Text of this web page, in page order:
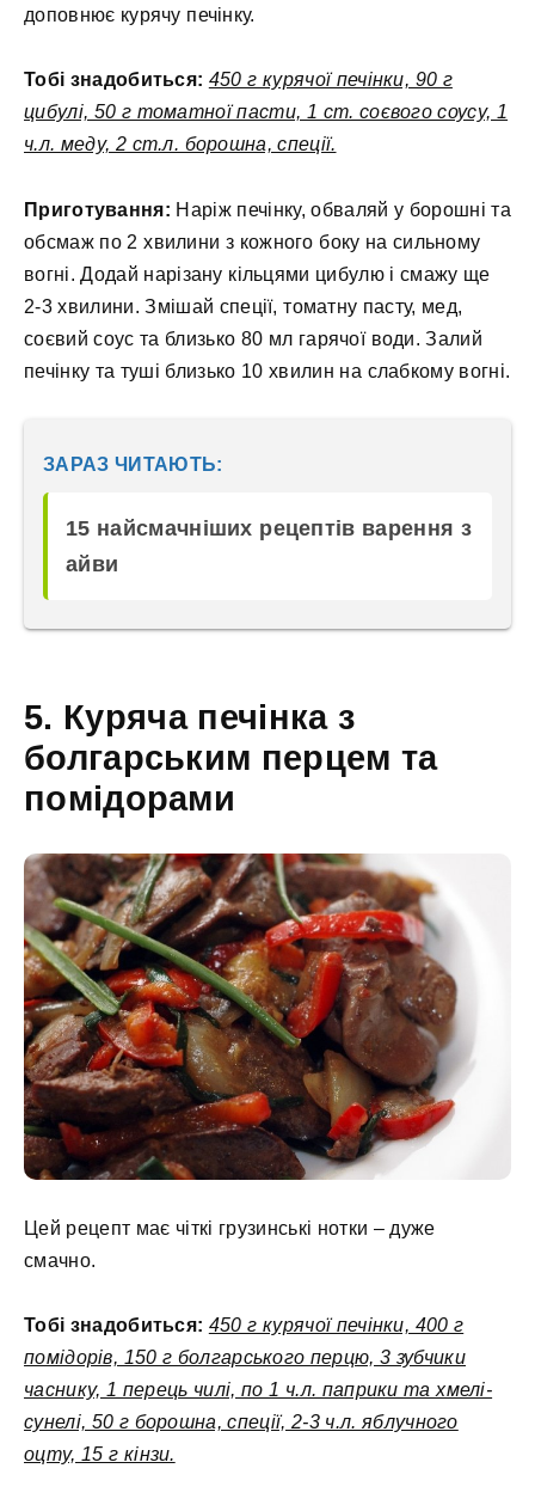
доповнює курячу печінку.
Тобі знадобиться: 450 г курячої печінки, 90 г
цибулі, 50 г томатної пасти, 1 ст. соєвого соусу, 1
ч.л. меду, 2 ст.л. борошна, спеції.
Приготування: Наріж печінку, обваляй у борошні та
обсмаж по 2 хвилини з кожного боку на сильному
вогні. Додай нарізану кільцями цибулю і смажу ще
2-3 хвилини. Змішай спеції, томатну пасту, мед,
соєвий соус та близько 80 мл гарячої води. Залий
печінку та туші близько 10 хвилин на слабкому вогні.
ЗАРАЗ ЧИТАЮТЬ:
15 найсмачніших рецептів варення з
айви
5. Куряча печінка з
болгарським перцем та
помідорами
Цей рецепт має чіткі грузинські нотки – дуже
смачно.
Тобі знадобиться: 450 г курячої печінки, 400 г
помідорів, 150 г болгарського перцю, 3 зубчики
часнику, 1 перець чилі, по 1 ч.л. паприки та хмелі-
сунелі, 50 г борошна, спеції, 2-3 ч.л. яблучного
оцту, 15 г кінзи.